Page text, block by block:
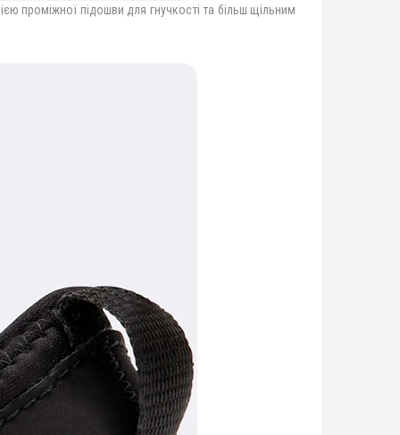
проміжної підошви для гнучкості та більш щільним